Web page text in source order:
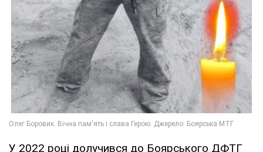
У 2022 році долучився до Боярського ДФТГ